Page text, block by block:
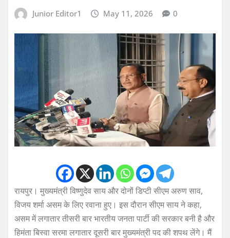
Junior Editor1 May 11, 2026 0
रायपुर। मुख्यमंत्री विष्णुदेव साय और दोनों डिप्टी सीएम अरुण साव,
विजय शर्मा असम के लिए रवाना हुए। इस दौरान सीएम साय ने कहा,
असम में लगातार तीसरी बार भारतीय जनता पार्टी की सरकार बनी है और
हिमंता बिस्वा सरमा लगातार दूसरी बार मुख्यमंत्री पद की शपथ लेंगे। मैं